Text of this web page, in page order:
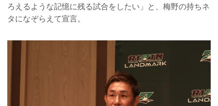
ろえるような記憶に残る試合をしたい」と、梅野の持ちネ
タになぞらえて宣言。